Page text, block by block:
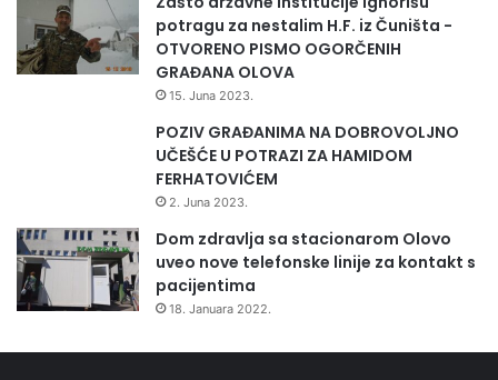
Lirski zapisi o dobrodušnim čudovištima, kojih ima sedam.
Koliko i dana u sedmici. Za svaki dan, po jedno. Ova
izmaštana, na prvi pogled strašna stvorenja, imaju veliko
srce i beskrajno dobru dušu, što bi trebalo značiti da
nikome ne treba suditi po izgledu. Nevidljiva su odraslima
(osim onima koji još uvijek negdje duboko, čuvaju dijete u
sebi) i veliki su zaštitnici i saveznici djece.
Čudovišta, ali i cijelu knjigu, ilustracijama je oplemenila
Radostina Neykova.
potragu za nestalim H.F. iz Čuništa -
OTVORENO PISMO OGORČENIH
GRAĐANA OLOVA
15. Juna 2023.
POZIV GRAĐANIMA NA DOBROVOLJNO
UČEŠĆE U POTRAZI ZA HAMIDOM
FERHATOVIĆEM
2. Juna 2023.
Dom zdravlja sa stacionarom Olovo
uveo nove telefonske linije za kontakt s
pacijentima
18. Januara 2022.